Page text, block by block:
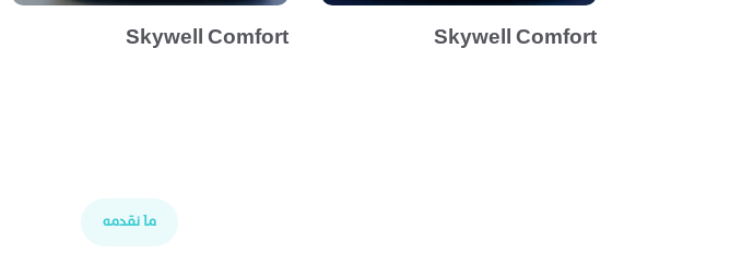
Skywell Comfort
Skywell Comfort
ما نقدمه